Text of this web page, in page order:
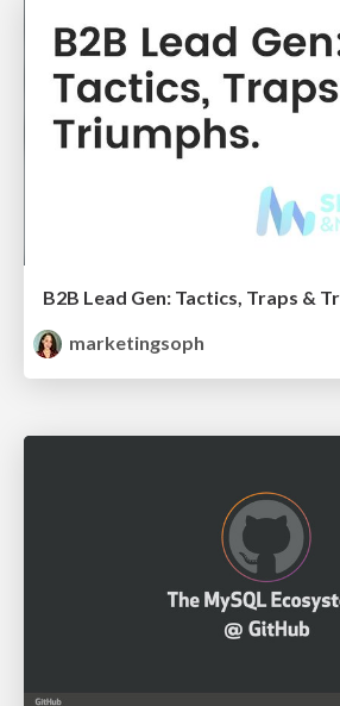
B2B Lead Gen: Tactics, Traps &
marketingsoph